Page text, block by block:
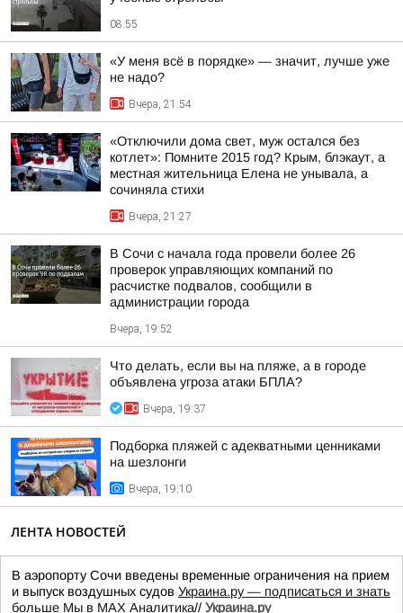
08:55
«У меня всё в порядке» — значит, лучше уже
не надо?
Вчера, 21:54
«Отключили дома свет, муж остался без
котлет»: Помните 2015 год? Крым, блэкаут, а
местная жительница Елена не унывала, а
сочиняла стихи
Вчера, 21:27
В Сочи с начала года провели более 26
проверок управляющих компаний по
расчистке подвалов, сообщили в
администрации города
Вчера, 19:52
Что делать, если вы на пляже, а в городе
объявлена угроза атаки БПЛА?
Вчера, 19:37
Подборка пляжей с адекватными ценниками
на шезлонги
Вчера, 19:10
ЛЕНТА НОВОСТЕЙ
В аэропорту Сочи введены временные ограничения на прием
и выпуск воздушных судов Украина.ру — подписаться и знать
больше Мы в MAX Аналитика// Украина.ру